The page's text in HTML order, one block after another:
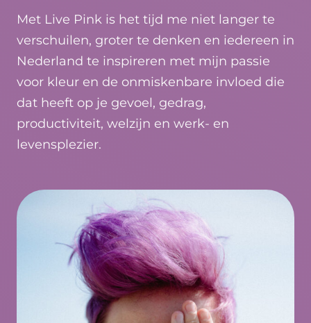
Met Live Pink is het tijd me niet langer te
verschuilen, groter te denken en iedereen in
Nederland te inspireren met mijn passie
voor kleur en de onmiskenbare invloed die
dat heeft op je gevoel, gedrag,
productiviteit, welzijn en werk- en
levensplezier.